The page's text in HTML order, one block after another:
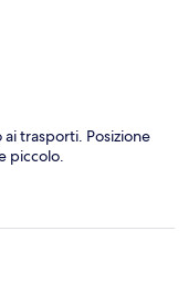
trasporti. Posizione
piccolo.